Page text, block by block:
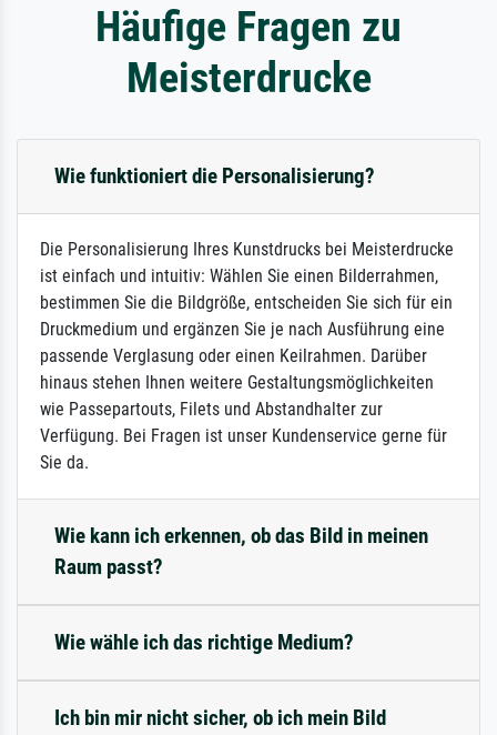
Häufige Fragen zu
Meisterdrucke
Wie funktioniert die Personalisierung?
Die Personalisierung Ihres Kunstdrucks bei Meisterdrucke
ist einfach und intuitiv: Wählen Sie einen Bilderrahmen,
bestimmen Sie die Bildgröße, entscheiden Sie sich für ein
Druckmedium und ergänzen Sie je nach Ausführung eine
passende Verglasung oder einen Keilrahmen. Darüber
hinaus stehen Ihnen weitere Gestaltungsmöglichkeiten
wie Passepartouts, Filets und Abstandhalter zur
Verfügung. Bei Fragen ist unser Kundenservice gerne für
Sie da.
Wie kann ich erkennen, ob das Bild in meinen
Raum passt?
Wie wähle ich das richtige Medium?
Ich bin mir nicht sicher, ob ich mein Bild